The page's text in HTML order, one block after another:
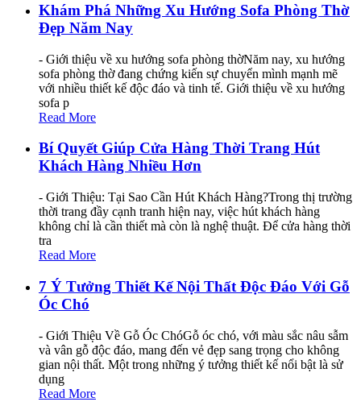
Khám Phá Những Xu Hướng Sofa Phòng Thờ
Đẹp Năm Nay
- Giới thiệu về xu hướng sofa phòng thờNăm nay, xu hướng
sofa phòng thờ đang chứng kiến sự chuyển mình mạnh mẽ
với nhiều thiết kế độc đáo và tinh tế. Giới thiệu về xu hướng
sofa p
Read More
Bí Quyết Giúp Cửa Hàng Thời Trang Hút
Khách Hàng Nhiều Hơn
- Giới Thiệu: Tại Sao Cần Hút Khách Hàng?Trong thị trường
thời trang đầy cạnh tranh hiện nay, việc hút khách hàng
không chỉ là cần thiết mà còn là nghệ thuật. Để cửa hàng thời
tra
Read More
7 Ý Tưởng Thiết Kế Nội Thất Độc Đáo Với Gỗ
Óc Chó
- Giới Thiệu Về Gỗ Óc ChóGỗ óc chó, với màu sắc nâu sẫm
và vân gỗ độc đáo, mang đến vẻ đẹp sang trọng cho không
gian nội thất. Một trong những ý tưởng thiết kế nổi bật là sử
dụng
Read More